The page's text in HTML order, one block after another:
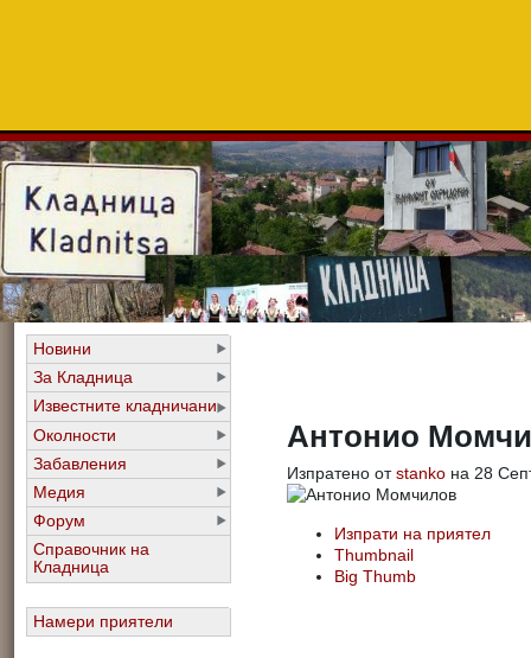
Новини
За Кладница
Известните кладничани
Околности
Забавления
Медия
Форум
Справочник на
Кладница
Намери приятели
Антонио
Изпратено отstanko на 28
Изпрати на приятел
Thumbnail
Big Thumb